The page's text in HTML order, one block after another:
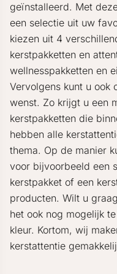
geïnstalleerd. Met
een selectie uit uw
kiezen uit 4
kerstpakketten en
wellnesspakketten en
Vervolgens kunt u ook
wenst. Zo krijgt u een
kerstpakketten die
hebben alle
thema. Op de manier
voor bijvoorbeeld een
kerstpakket of een
producten. Wilt u
het ook nog mogelijk
kleur. Kortom, wij
kerstattentie